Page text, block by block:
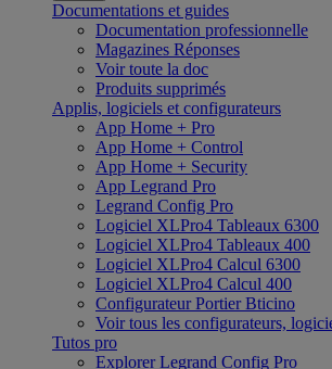
Documentations et guides
Documentation professionnelle
Magazines Réponses
Voir toute la doc
Produits supprimés
Applis, logiciels et configurateurs
App Home + Pro
App Home + Control
App Home + Security
App Legrand Pro
Legrand Config Pro
Logiciel XLPro4 Tableaux 6300
Logiciel XLPro4 Tableaux 400
Logiciel XLPro4 Calcul 6300
Logiciel XLPro4 Calcul 400
Configurateur Portier Bticino
Voir tous les configurateurs,
Tutos pro
Explorer Legrand Config Pro